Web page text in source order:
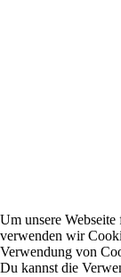
Um unsere
verwenden wir
Verwendung von
Du kannst die